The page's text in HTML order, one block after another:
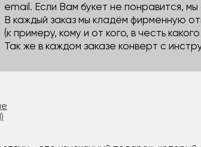
email. Если Вам букет не понравится,
В каждый заказ мы кладём фирменную
(к примеру, кому и от кого, в честь
Так же в каждом заказе конверт с